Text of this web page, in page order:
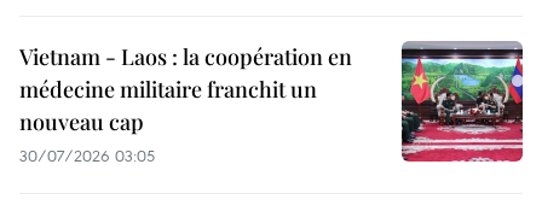
Vietnam - Laos : la coopération en
médecine militaire franchit un
nouveau cap
30/07/2026 03:05